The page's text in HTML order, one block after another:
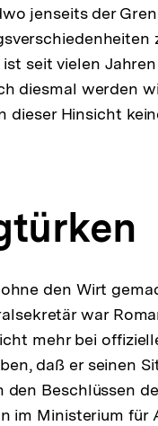
jenseits der
seit vielen Jahren
diesmal werden
dieser Hinsicht
den Wirt
war
mehr bei
daß er seinen
Beschlüssen
im Ministerium für